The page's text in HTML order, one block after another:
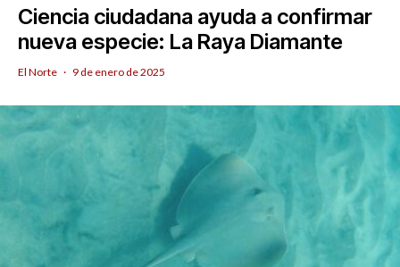
Ciencia ciudadana ayuda a confirmar
nueva especie: La Raya Diamante
El Norte · 9 de enero de 2025